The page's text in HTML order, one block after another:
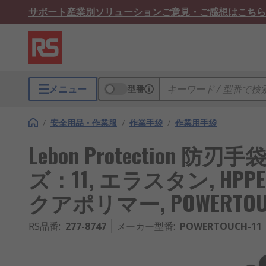
サポート産業別ソリューションご意見・ご感想はこちら
メニュー 型番
/ 安全用品・作業服 / 作業手袋 / 作業用手袋
Lebon Protection 防刃手袋
ズ：11, エラスタン,
クアポリマー,
RS品番: 277-8747 メーカー型番: POWERTOUCH-11